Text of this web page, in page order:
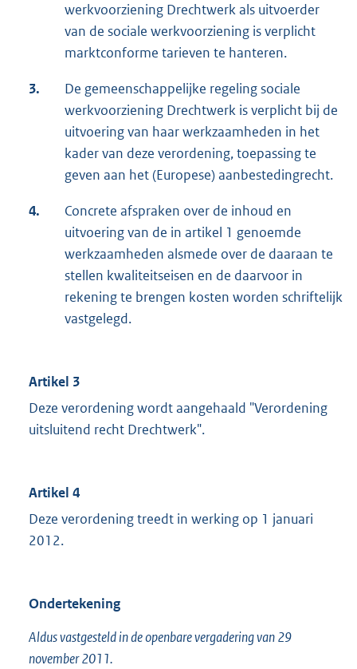
werkvoorziening Drechtwerk als uitvoerder
van de sociale werkvoorziening is verplicht
marktconforme tarieven te hanteren.
3.
De gemeenschappelijke regeling sociale
werkvoorziening Drechtwerk is verplicht bij de
uitvoering van haar werkzaamheden in het
kader van deze verordening, toepassing te
geven aan het (Europese) aanbestedingrecht.
4.
Concrete afspraken over de inhoud en
uitvoering van de in artikel 1 genoemde
werkzaamheden alsmede over de daaraan te
stellen kwaliteitseisen en de daarvoor in
rekening te brengen kosten worden schriftelijk
vastgelegd.
Artikel 3
Deze verordening wordt aangehaald "Verordening
uitsluitend recht Drechtwerk".
Artikel 4
Deze verordening treedt in werking op 1 januari
2012.
Ondertekening
Aldus vastgesteld in de openbare vergadering van 29
november 2011.